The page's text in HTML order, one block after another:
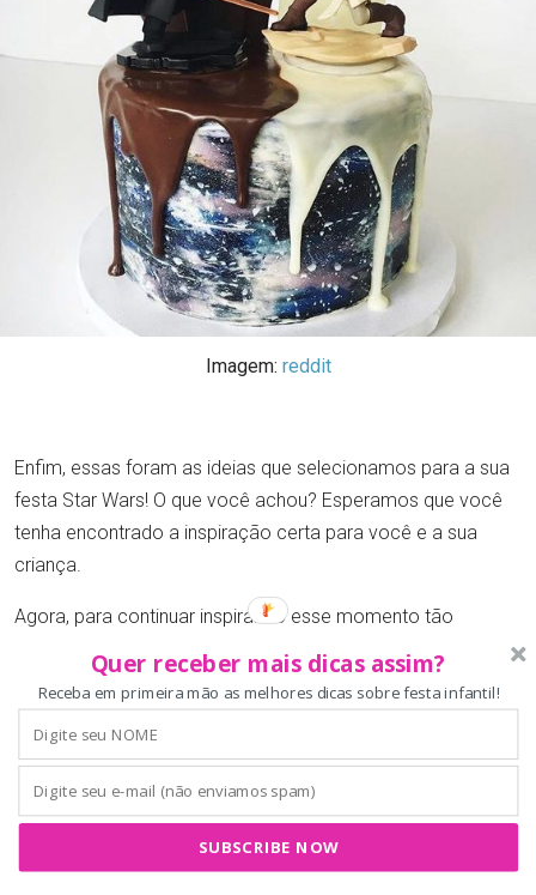
Imagem: reddit
Enfim, essas foram as ideias que selecionamos para a sua
festa Star Wars! O que você achou? Esperamos que você
tenha encontrado a inspiração certa para você e a sua
criança.
Agora, para continuar inspirando esse momento tão
especial que é preparar uma festa infantil, selecionamos
alguns conteúdos do Bolo Guaraná para você conferir:
E-book gratuito: Como planejar uma festa infantil?
Quer receber mais dicas assim?
Receba em primeira mão as melhores dicas sobre festa infantil!
SUBSCRIBE NOW